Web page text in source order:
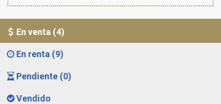
En venta (4)
En renta (9)
Pendiente (0)
Vendido